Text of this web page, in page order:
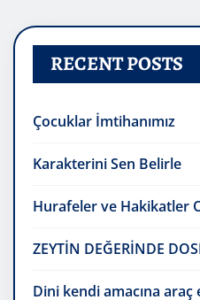
RECENT POSTS
Çocuklar İmtihanımız
Karakterini Sen Belirle
Hurafeler ve Hakikatler
ZEYTİN DEĞERİNDE
Dini kendi amacına araç